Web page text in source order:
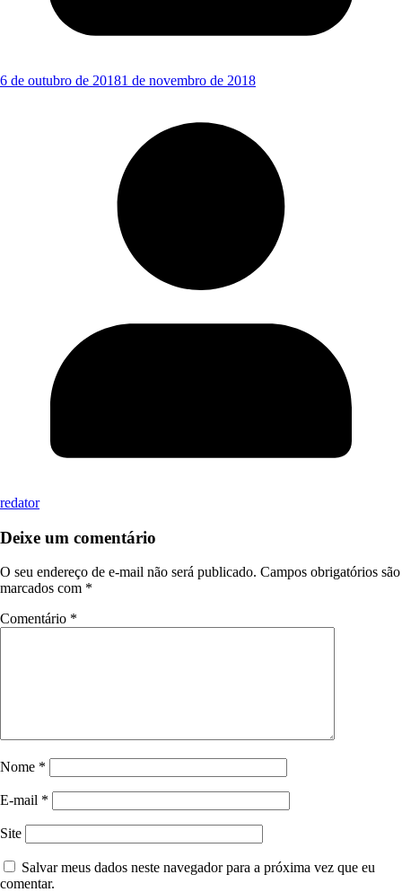
6 de outubro de 20181 de novembro de 2018
redator
Deixe um comentário
O seu endereço de e-mail não será publicado. Campos obrigatórios são
marcados com *
Comentário *
Nome *
E-mail *
Site
Salvar meus dados neste navegador para a próxima vez que eu
comentar.